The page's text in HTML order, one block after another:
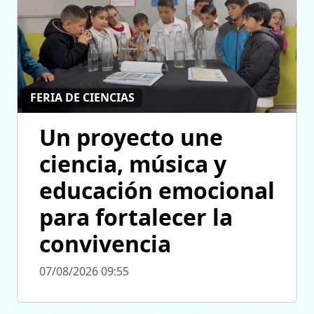
FERIA DE CIENCIAS
Un proyecto une
ciencia, música y
educación emocional
para fortalecer la
convivencia
07/08/2026 09:55